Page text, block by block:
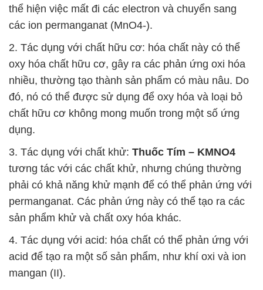
thể hiện việc mất đi các electron và chuyển sang
các ion permanganat (MnO4-).
2. Tác dụng với chất hữu cơ: hóa chất này có thể
oxy hóa chất hữu cơ, gây ra các phản ứng oxi hóa
nhiều, thường tạo thành sản phẩm có màu nâu. Do
đó, nó có thể được sử dụng để oxy hóa và loại bỏ
chất hữu cơ không mong muốn trong một số ứng
dụng.
3. Tác dụng với chất khử: Thuốc Tím – KMNO4
tương tác với các chất khử, nhưng chúng thường
phải có khả năng khử mạnh để có thể phản ứng với
permanganat. Các phản ứng này có thể tạo ra các
sản phẩm khử và chất oxy hóa khác.
4. Tác dụng với acid: hóa chất có thể phản ứng với
acid để tạo ra một số sản phẩm, như khí oxi và ion
mangan (II).